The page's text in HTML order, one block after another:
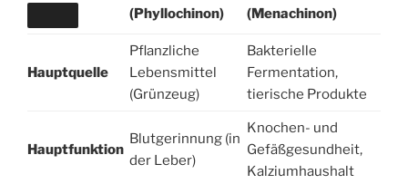
(Phyllochinon)
(Menachinon)
Hauptquelle
Pflanzliche
Lebensmittel
(Grünzeug)
Bakterielle
Fermentation,
tierische Produkte
Hauptfunktion
Blutgerinnung (in
der Leber)
Knochen- und
Gefäßgesundheit,
Kalziumhaushalt